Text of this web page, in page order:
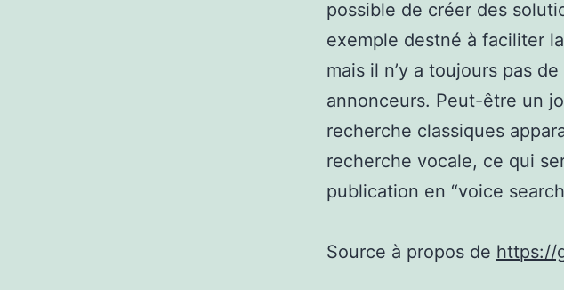
possible de créer des
exemple destné à faciliter
mais il n’y a toujours pas
annonceurs. Peut-être un
recherche classiques
recherche vocale, ce qui
publication en “voice
Source à propos de https://